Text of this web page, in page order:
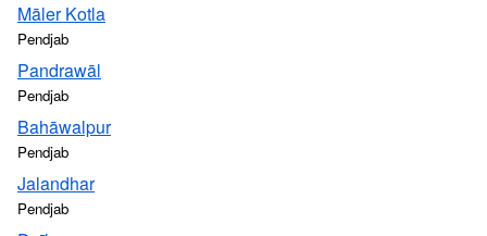
Māler Kotla
Pendjab
Pandrawāl
Pendjab
Bahāwalpur
Pendjab
Jalandhar
Pendjab